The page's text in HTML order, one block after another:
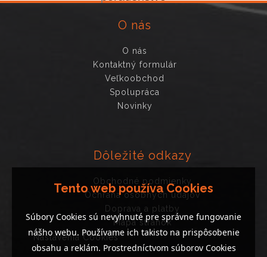
O nás
O nás
Kontaktný formulár
Veľkoobchod
Spolupráca
Novinky
Dôležité odkazy
Obchodné podmienky
Ochrana osobných údajov
Doprava a platby
Mapa stránok
Nastavenia Cookies
Tento web používa Cookies
Súbory Cookies sú nevyhnuté pre správne fungovanie
nášho webu. Používame ich takisto na prispôsobenie
obsahu a reklám. Prostredníctvom súborov Cookies